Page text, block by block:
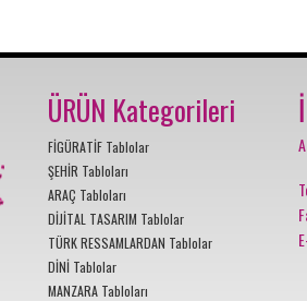
ÜRÜN Kategorileri
FİGÜRATİF Tablolar
ŞEHİR Tabloları
ARAÇ Tabloları
DİJİTAL TASARIM Tablolar
TÜRK RESSAMLARDAN Tablolar
DİNİ Tablolar
MANZARA Tabloları